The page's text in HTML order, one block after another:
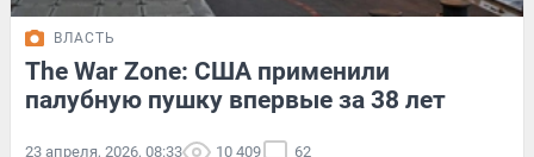
ВЛАСТЬ
The War Zone: США применили
палубную пушку впервые за 38 лет
23 апреля, 2026, 08:33 10 409 62